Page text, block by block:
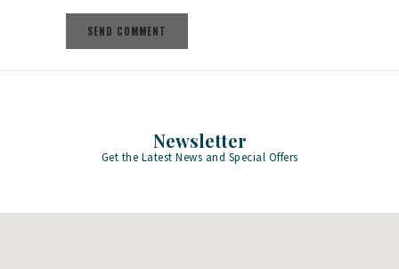
Newsletter
Get the Latest News and Special Offers